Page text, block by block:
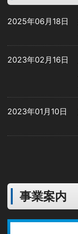
2025年06月18日
2023年02月16日
2023年01月10日
事業案内